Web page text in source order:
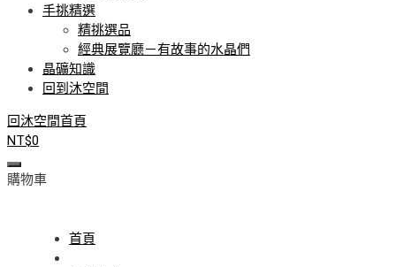
手挑精選
精挑選品
經典展覽廳－有故事的水晶們
晶礦知識
回到沐空間
回沐空間首頁
NT$0
購物車
首頁